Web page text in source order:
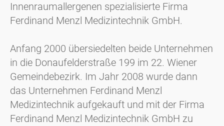
Innenraumallergenen spezialisierte Firma
Ferdinand Menzl Medizintechnik GmbH.
Anfang 2000 übersiedelten beide Unternehmen
in die Donaufelderstraße 199 im 22. Wiener
Gemeindebezirk. Im Jahr 2008 wurde dann
das Unternehmen Ferdinand Menzl
Medizintechnik aufgekauft und mit der Firma
Ferdinand Menzl Medizintechnik GmbH zu